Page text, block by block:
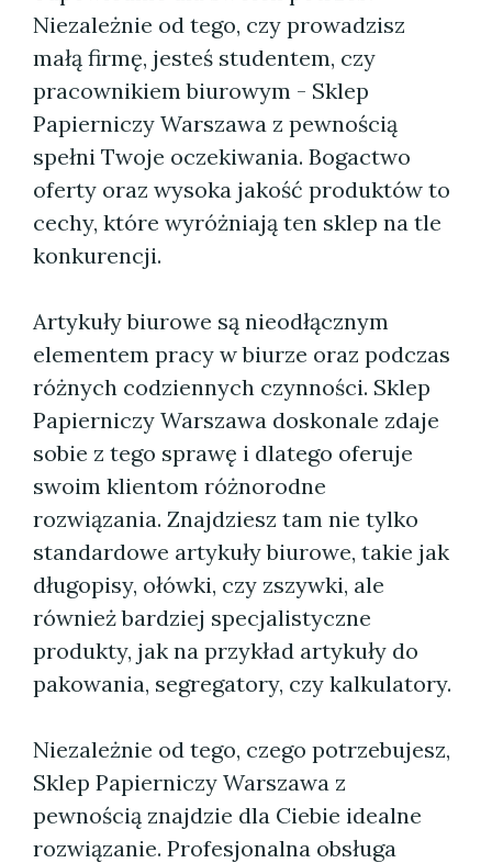
Niezależnie od tego, czy prowadzisz
małą firmę, jesteś studentem, czy
pracownikiem biurowym - Sklep
Papierniczy Warszawa z pewnością
spełni Twoje oczekiwania. Bogactwo
oferty oraz wysoka jakość produktów to
cechy, które wyróżniają ten sklep na tle
konkurencji.
Artykuły biurowe są nieodłącznym
elementem pracy w biurze oraz podczas
różnych codziennych czynności. Sklep
Papierniczy Warszawa doskonale zdaje
sobie z tego sprawę i dlatego oferuje
swoim klientom różnorodne
rozwiązania. Znajdziesz tam nie tylko
standardowe artykuły biurowe, takie jak
długopisy, ołówki, czy zszywki, ale
również bardziej specjalistyczne
produkty, jak na przykład artykuły do
pakowania, segregatory, czy kalkulatory.
Niezależnie od tego, czego potrzebujesz,
Sklep Papierniczy Warszawa z
pewnością znajdzie dla Ciebie idealne
rozwiązanie. Profesjonalna obsługa